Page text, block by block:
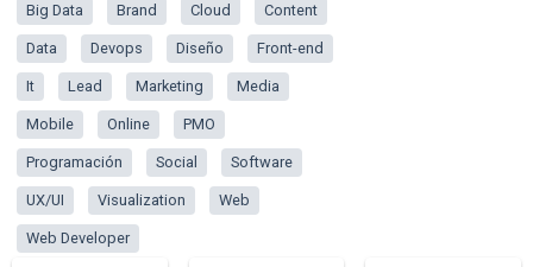
Big Data Brand Cloud Content
Data Devops Diseño Front-end
It Lead Marketing Media
Mobile Online PMO
Programación Social Software
UX/UI Visualization Web
Web Developer